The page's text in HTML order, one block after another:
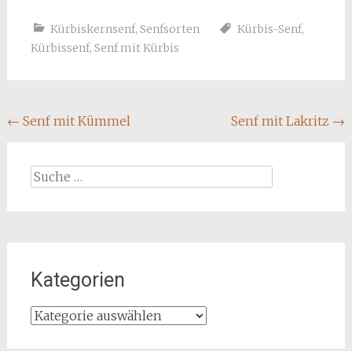
Kürbiskernsenf, Senfsorten Kürbis-Senf,
Kürbissenf, Senf mit Kürbis
Beitragsnavigation
← Senf mit Kümmel Senf mit Lakritz →
Suche
Kategorien
Kategorien